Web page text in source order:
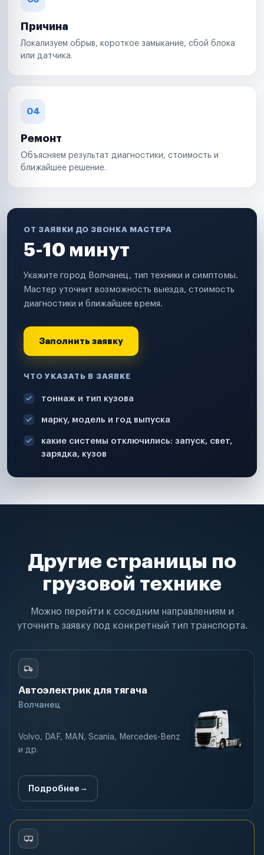
Причина
Локализуем обрыв, короткое замыкание, сбой блока
или датчика.
04
Ремонт
Объясняем результат диагностики, стоимость и
ближайшее решение.
ОТ ЗАЯВКИ ДО ЗВОНКА МАСТЕРА
5-10 минут
Укажите город Волчанец, тип техники и симптомы.
Мастер уточнит возможность выезда, стоимость
диагностики и ближайшее время.
Заполнить заявку
ЧТО УКАЗАТЬ В ЗАЯВКЕ
тоннаж и тип кузова
марку, модель и год выпуска
какие системы отключились: запуск, свет,
зарядка, кузов
Другие страницы по
грузовой технике
Можно перейти к соседним направлениям и
уточнить заявку под конкретный тип транспорта.
Автоэлектрик для тягача
Волчанец
Volvo, DAF, MAN, Scania, Mercedes-Benz
и др.
Подробнее